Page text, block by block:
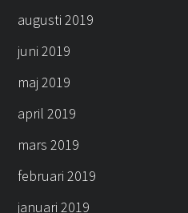
augusti 2019
juni 2019
maj 2019
april 2019
mars 2019
februari 2019
januari 2019